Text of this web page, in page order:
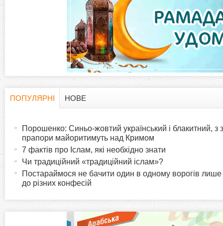
а
к
и
ПОПУЛЯРНІ
в
НОВЕ
Порошенко: Синьо-жовтий український і блакитний, з
прапори майоритимуть над Кримом
7 фактів про Іслам, які необхідно знати
Чи традиційний «традиційний іслам»?
Постараймося не бачити один в одному ворогів лише
до різних конфесій